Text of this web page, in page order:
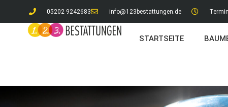
05202 9242683 info@123bestattungen.de
STARTSEITE